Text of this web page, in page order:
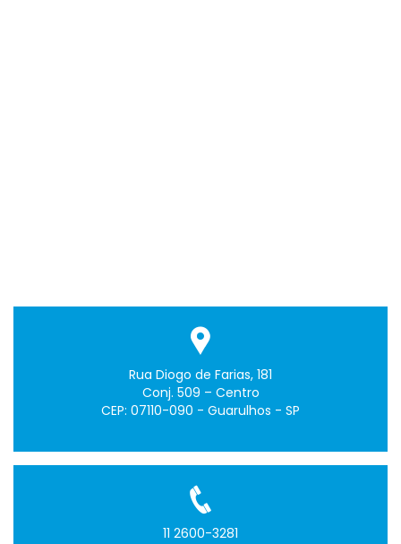
Rua Diogo de Farias, 181
Conj. 509 – Centro
CEP: 07110-090 - Guarulhos - SP
11 2600-3281